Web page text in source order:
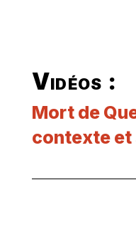
Vidéos :
Mort de
contexte et